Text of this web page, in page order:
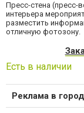
Пресс-стена (пресс-
интерьера
разместить
отличную фотозону.
Есть в наличии
Реклама в